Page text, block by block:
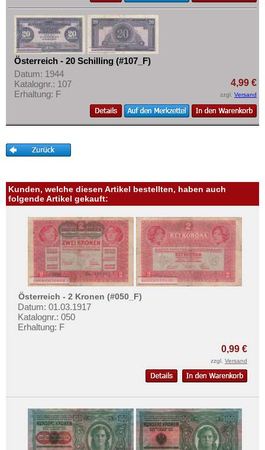
Zypern
Österreich - 20 Schilling (#107_F)
Datum: 1944
Katalognr.: 107
Erhaltung: F
4,99 €
zzgl. Versand
Kunden, welche diesen Artikel bestellten, haben auch
folgende Artikel gekauft:
Österreich - 2 Kronen (#050_F)
Datum: 01.03.1917
Katalognr.: 050
Erhaltung: F
0,99 €
zzgl. Versand